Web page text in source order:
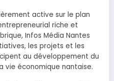
active sur le plan
riche et
Infos Média Nantes
les projets et les
au développement du
économique nantaise.